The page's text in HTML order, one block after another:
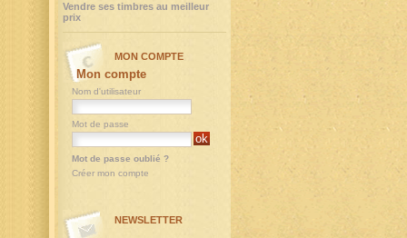
Vendre ses timbres au meilleur
prix
MON COMPTE
Mon compte
Nom d'utilisateur
Mot de passe
Mot de passe oublié ?
Créer mon compte
NEWSLETTER